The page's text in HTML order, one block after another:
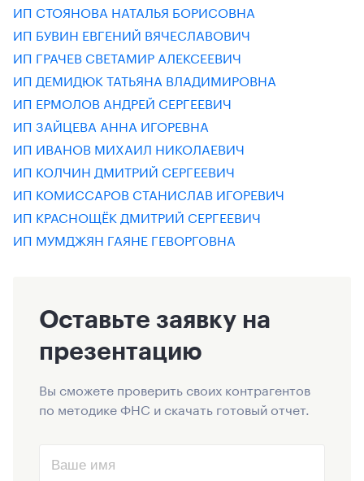
ИП СТОЯНОВА НАТАЛЬЯ БОРИСОВНА
ИП БУВИН ЕВГЕНИЙ ВЯЧЕСЛАВОВИЧ
ИП ГРАЧЕВ СВЕТАМИР АЛЕКСЕЕВИЧ
ИП ДЕМИДЮК ТАТЬЯНА ВЛАДИМИРОВНА
ИП ЕРМОЛОВ АНДРЕЙ СЕРГЕЕВИЧ
ИП ЗАЙЦЕВА АННА ИГОРЕВНА
ИП ИВАНОВ МИХАИЛ НИКОЛАЕВИЧ
ИП КОЛЧИН ДМИТРИЙ СЕРГЕЕВИЧ
ИП КОМИССАРОВ СТАНИСЛАВ ИГОРЕВИЧ
ИП КРАСНОЩЁК ДМИТРИЙ СЕРГЕЕВИЧ
ИП МУМДЖЯН ГАЯНЕ ГЕВОРГОВНА
Оставьте заявку на
презентацию
Вы сможете проверить своих контрагентов
по методике ФНС и скачать готовый отчет.